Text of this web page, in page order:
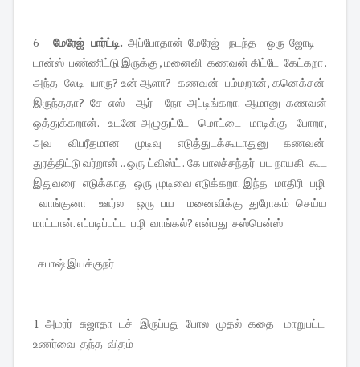
6மேரேஜ் பார்ட்டி. அப்போதான் மேரேஜ் நடந்த ஒரு ஜோடி
டான்ஸ் பண்ணிட்டு இருக்கு , மனைவி கணவன் கிட்டே கேட்கறா .
அந்த லேடி யாரு? உன் ஆளா? கணவன் பம்மறான், கனெக்சன்
இருந்ததா? சே எஸ் ஆர் நோ அப்டிங்கறா. ஆமானு கணவன்
ஒத்துக்கறான். உடனே அழுதுட்டே மொட்டை மாடிக்கு போறா,
அவ விபரீதமான முடிவு எடுத்துடக்கூடாதுனு கணவன்
துரத்திட்டு வர்றான் .. ஒரு ட்விஸ்ட் . கே பாலச்சந்தர் பட நாயகி கூட
இதுவரை எடுக்காத ஒரு முடிவை எடுக்கறா. இந்த மாதிரி பழி
வாங்குனா ஊர்ல ஒரு பய மனைவிக்கு துரோகம் செய்ய
மாட்டான். எப்படிப்பட்ட பழி வாங்கல்? என்பது சஸ்பென்ஸ்
சபாஷ் இயக்குநர்
1 அமரர் சுஜாதா டச் இருப்பது போல முதல் கதை மாறுபட்ட
உணர்வை தந்த விதம்